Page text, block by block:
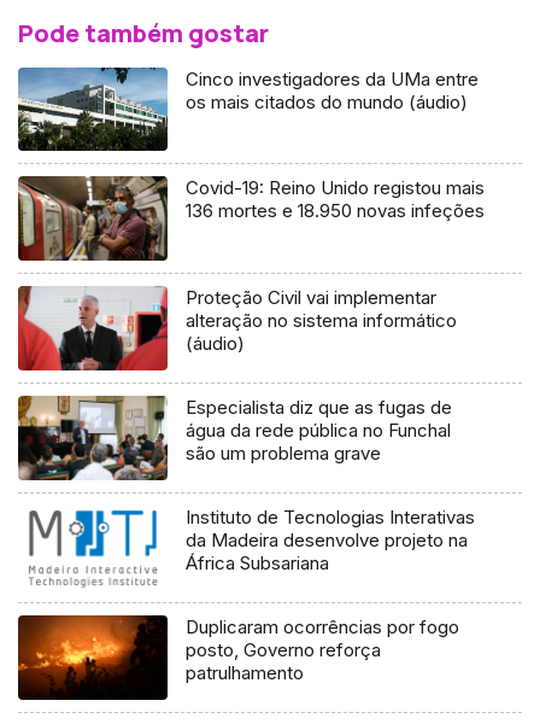
Pode também gostar
Cinco investigadores da UMa entre
os mais citados do mundo (áudio)
Covid-19: Reino Unido registou mais
136 mortes e 18.950 novas infeções
Proteção Civil vai implementar
alteração no sistema informático
(áudio)
Especialista diz que as fugas de
água da rede pública no Funchal
são um problema grave
Instituto de Tecnologias Interativas
da Madeira desenvolve projeto na
África Subsariana
Duplicaram ocorrências por fogo
posto, Governo reforça
patrulhamento